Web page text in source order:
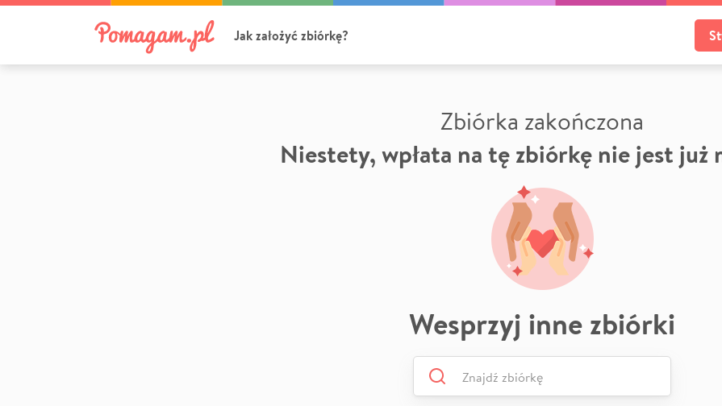
Jak założyć zbiórkę?
Zbiórka zakończona
Niestety, wpłata na tę zbiórkę nie jest już
Wesprzyj inne zbiórki